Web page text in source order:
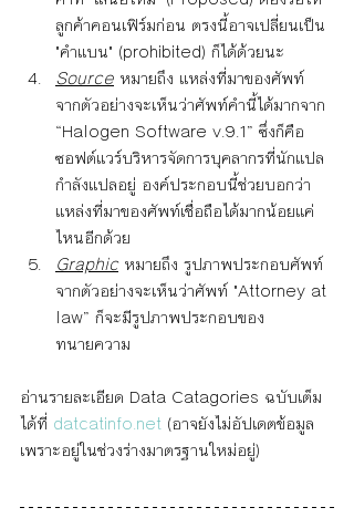
ลูกค้าคอนเฟิร์มก่อน ตรงนี้อาจเปลี่ยนเป็น
"คำแบน" (prohibited) ก็ได้ด้วยนะ
Source หมายถึง แหล่งที่มาของศัพท์
จากตัวอย่างจะเห็นว่า​ศัพท์คำนี้ได้มากจาก
“Halogen Software v.9.1”​ ซึ่งก็คือ
ซอฟต์แวร์บริหารจัดการบุคลากรที่นักแปล
กำลังแปลอยู่ องค์ประกอบนี้ช่วยบอกว่า
แหล่งที่มาของศัพท์เชื่อถือได้มากน้อยแค่
ไหนอีกด้วย
Graphic หมายถึง รูปภาพประกอบศัพท์
จากตัวอย่างจะเห็นว่าศัพท์ "Attorney at
law” ก็จะมีรูปภาพประกอบของ
ทนายความ
อ่านรายละเอียด Data Catagories ฉบับเต็ม
ได้ที่ datcatinfo.net (อาจยังไม่อัปเดตข้อมูล
เพราะอยู่ในช่วงร่างมาตรฐานใหม่อยู่)